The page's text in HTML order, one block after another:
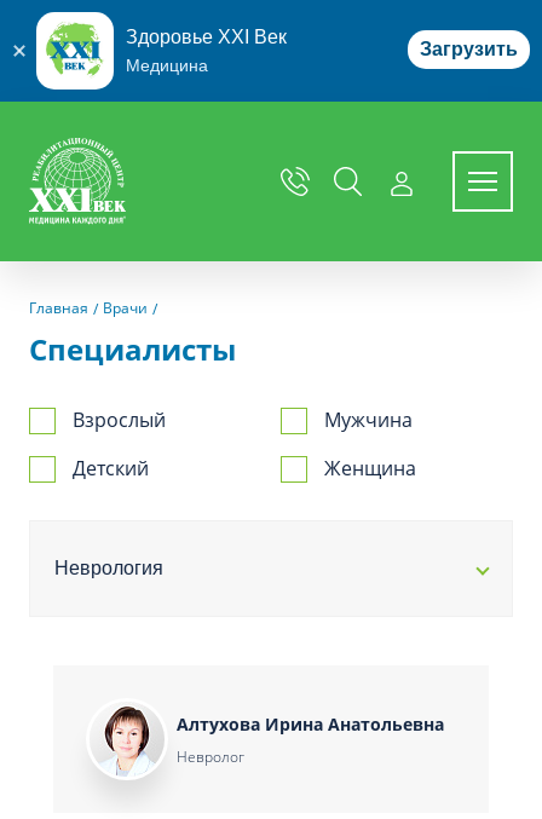
Здоровье XXI Век
Медицина
Загрузить
Главная Врачи
Специалисты
Взрослый
Детский
Мужчина
Женщина
Неврология
Алтухова Ирина Анатольевна
Невролог